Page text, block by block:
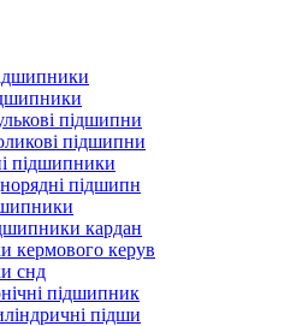
підшипни
підшипни
підшипники
підшипн
кардан
кермового керув
снд
підшипник
підши